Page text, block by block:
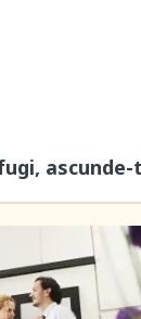
ascunde-